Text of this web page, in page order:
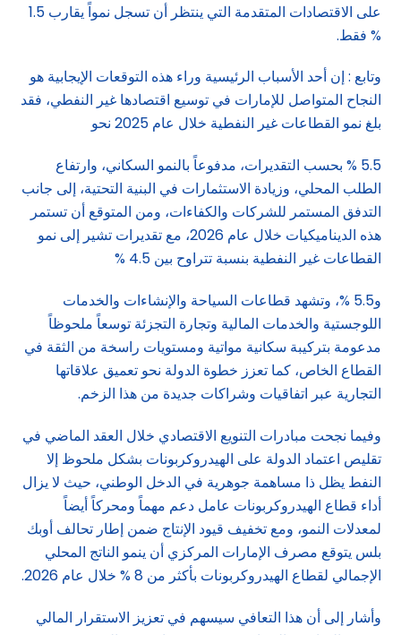
على الاقتصادات المتقدمة التي ينتظر أن تسجل نمواً يقارب 1.5
% فقط.
وتابع : إن أحد الأسباب الرئيسية وراء هذه التوقعات الإيجابية هو
النجاح المتواصل للإمارات في توسيع اقتصادها غير النفطي، فقد
بلغ نمو القطاعات غير النفطية خلال عام 2025 نحو
5.5 % بحسب التقديرات، مدفوعاً بالنمو السكاني، وارتفاع
الطلب المحلي، وزيادة الاستثمارات في البنية التحتية، إلى جانب
التدفق المستمر للشركات والكفاءات، ومن المتوقع أن تستمر
هذه الديناميكيات خلال عام 2026، مع تقديرات تشير إلى نمو
القطاعات غير النفطية بنسبة تتراوح بين 4.5 %
و5.5 %، وتشهد قطاعات السياحة والإنشاءات والخدمات
اللوجستية والخدمات المالية وتجارة التجزئة توسعاً ملحوظاً
مدعومة بتركيبة سكانية مواتية ومستويات راسخة من الثقة في
القطاع الخاص، كما تعزز خطوة الدولة نحو تعميق علاقاتها
التجارية عبر اتفاقيات وشراكات جديدة من هذا الزخم.
وفيما نجحت مبادرات التنويع الاقتصادي خلال العقد الماضي في
تقليص اعتماد الدولة على الهيدروكربونات بشكل ملحوظ إلا
النفط يظل ذا مساهمة جوهرية في الدخل الوطني، حيث لا يزال
أداء قطاع الهيدروكربونات عامل دعم مهماً ومحركاً أيضاً
لمعدلات النمو، ومع تخفيف قيود الإنتاج ضمن إطار تحالف أوبك
بلس يتوقع مصرف الإمارات المركزي أن ينمو الناتج المحلي
الإجمالي لقطاع الهيدروكربونات بأكثر من 8 % خلال عام 2026.
وأشار إلى أن هذا التعافي سيسهم في تعزيز الاستقرار المالي